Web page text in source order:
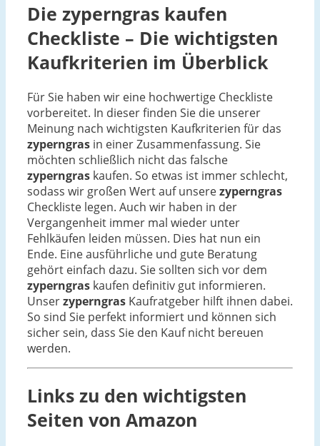
Die zyperngras kaufen
Checkliste – Die wichtigsten
Kaufkriterien im Überblick
Für Sie haben wir eine hochwertige Checkliste
vorbereitet. In dieser finden Sie die unserer
Meinung nach wichtigsten Kaufkriterien für das
zyperngras in einer Zusammenfassung. Sie
möchten schließlich nicht das falsche
zyperngras kaufen. So etwas ist immer schlecht,
sodass wir großen Wert auf unserezyperngras
Checkliste legen. Auch wir haben in der
Vergangenheit immer mal wieder unter
Fehlkäufen leiden müssen. Dies hat nun ein
Ende. Eine ausführliche und gute Beratung
gehört einfach dazu. Sie sollten sich vor dem
zyperngras kaufen definitiv gut informieren.
Unserzyperngras Kaufratgeber hilft ihnen dabei.
So sind Sie perfekt informiert und können sich
sicher sein, dass Sie den Kauf nicht bereuen
werden.
Links zu den wichtigsten
Seiten von Amazon